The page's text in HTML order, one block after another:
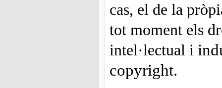
cas, el de la
tot moment els
intel·lectual i
copyright.